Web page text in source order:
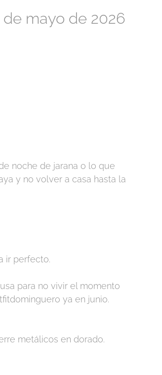
de mayo de 2026
noche de jarana o lo que
y no volver a casa hasta la
ir perfecto.
para no vivir el momento
ya en junio.
metálicos en dorado.